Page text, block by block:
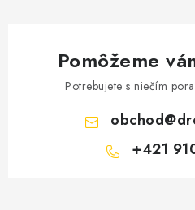
Pomôžeme
Potrebujete s niečím
obchod@
+421